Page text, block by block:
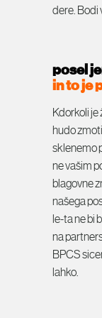
dere. Bodi
posel
in to je
Kdorkoli je
hudo
sklenemo
ne vašim
blagovne
našega
le-ta ne bi
na
BPCS
lahko.